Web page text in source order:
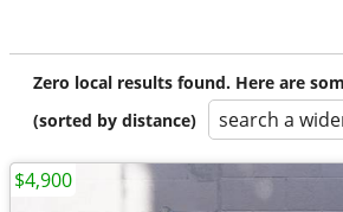
Zero local results found. Here are
(sorted by distance)
search a
$4,900